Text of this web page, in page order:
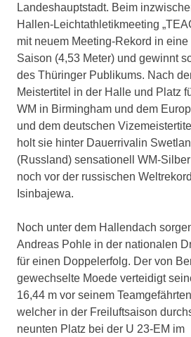
Landeshauptstadt. Beim
Hallen-Leichtathletikmeeting
mit neuem Meeting-Rekord in
Saison (4,53 Meter) und gewinnt
des Thüringer Publikums. Nach
Meistertitel in der Halle und Platz
WM in Birmingham und dem
und dem deutschen
holt sie hinter Dauerrivalin
(Russland) sensationell WM-
noch vor der russischen
Isinbajewa.
Noch unter dem Hallendach
Andreas Pohle in der nationalen
für einen Doppelerfolg. Der von
gewechselte Moede verteidigt
16,44 m vor seinem
welcher in der Freiluftsaison
neunten Platz bei der U 23-EM im